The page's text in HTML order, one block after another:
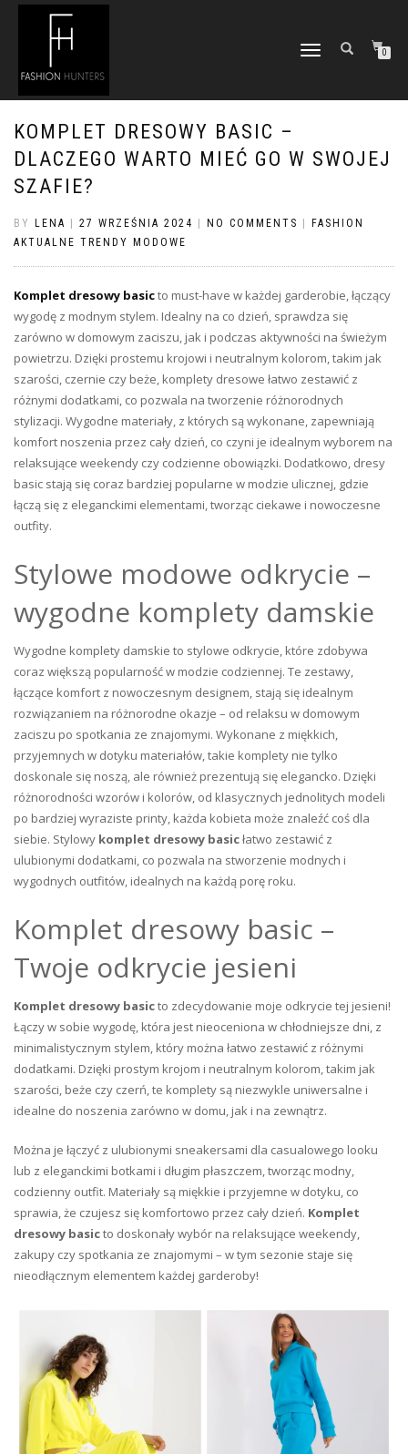
TOGGLE
0
KOMPLET DRESOWY BASIC –
DLACZEGO WARTO MIEĆ GO W SWOJEJ
SZAFIE?
BY LENA 27 WRZEŚNIA 2024 NO COMMENTS
FASHION
AKTUALNE TRENDY MODOWE
Komplet dresowy basicto must-have w każdej garderobie, łączący
wygodę z modnym stylem. Idealny na co dzień, sprawdza się
zarówno w domowym zaciszu, jak i podczas aktywności na świeżym
powietrzu. Dzięki prostemu krojowi i neutralnym kolorom, takim jak
szarości, czernie czy beże, komplety dresowe łatwo zestawić z
różnymi dodatkami, co pozwala na tworzenie różnorodnych
stylizacji. Wygodne materiały, z których są wykonane, zapewniają
komfort noszenia przez cały dzień, co czyni je idealnym wyborem na
relaksujące weekendy czy codzienne obowiązki. Dodatkowo, dresy
basic stają się coraz bardziej popularne w modzie ulicznej, gdzie
łączą się z eleganckimi elementami, tworząc ciekawe i nowoczesne
outfity.
Stylowe modowe odkrycie –
wygodne komplety damskie
Wygodne komplety damskie to stylowe odkrycie, które zdobywa
coraz większą popularność w modzie codziennej. Te zestawy,
łączące komfort z nowoczesnym designem, stają się idealnym
rozwiązaniem na różnorodne okazje – od relaksu w domowym
zaciszu po spotkania ze znajomymi. Wykonane z miękkich,
przyjemnych w dotyku materiałów, takie komplety nie tylko
doskonale się noszą, ale również prezentują się elegancko. Dzięki
różnorodności wzorów i kolorów, od klasycznych jednolitych modeli
po bardziej wyraziste printy, każda kobieta może znaleźć coś dla
siebie. Stylowy komplet dresowy basicłatwo zestawić z
ulubionymi dodatkami, co pozwala na stworzenie modnych i
wygodnych outfitów, idealnych na każdą porę roku.
Komplet dresowy basic –
Twoje odkrycie jesieni
Komplet dresowy basicto zdecydowanie moje odkrycie tej jesieni!
Łączy w sobie wygodę, która jest nieoceniona w chłodniejsze dni, z
minimalistycznym stylem, który można łatwo zestawić z różnymi
dodatkami. Dzięki prostym krojom i neutralnym kolorom, takim jak
szarości, beże czy czerń, te komplety są niezwykle uniwersalne i
idealne do noszenia zarówno w domu, jak i na zewnątrz.
Można je łączyć z ulubionymi sneakersami dla casualowego looku
lub z eleganckimi botkami i długim płaszczem, tworząc modny,
codzienny outfit. Materiały są miękkie i przyjemne w dotyku, co
sprawia, że czujesz się komfortowo przez cały dzień. Komplet
dresowy basicto doskonały wybór na relaksujące weekendy,
zakupy czy spotkania ze znajomymi – w tym sezonie staje się
nieodłącznym elementem każdej garderoby!